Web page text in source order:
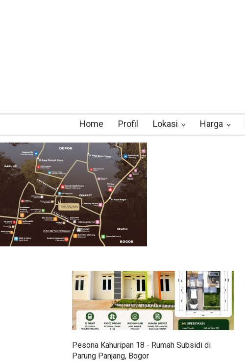
Home Profil Lokasi Harga
Pesona Kahuripan 18 - Rumah Subsidi di
Parung Panjang, Bogor